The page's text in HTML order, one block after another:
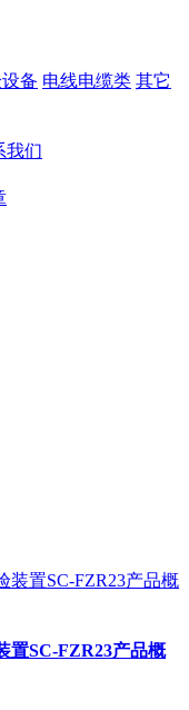
备 电线电缆类 其它
我们
置SC-FZR23产品概